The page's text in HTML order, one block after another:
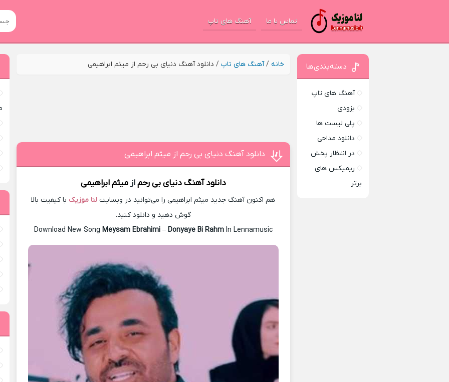
تماس با ما آهنگ های تاپ
خانه /آهنگ های تاپ / دانلود آهنگ دنیای بی رحم از میثم ابراهیمی
دانلود آهنگ دنیای بی رحم از میثم ابراهیمی
دانلود آهنگدنیای بی رحمازمیثم ابراهیمی
هم اکنون آهنگ جدید میثم ابراهیمی را می‌توانید در وبسایت لنا موزیک با کیفیت بالا
گوش دهید و دانلود کنید.
Download New Song Meysam Ebrahimi– Donyaye Bi RahmIn Lennamusic
دسته‌بندی‌ها
آهنگ های تاپ
بزودی
پلی لیست ها
دانلود مداحی
در انتظار پخش
ریمیکس های
برتر